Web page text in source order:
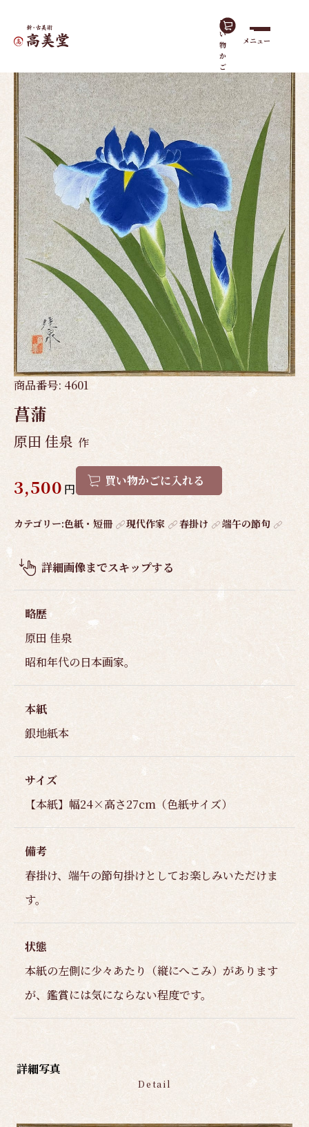
買
い
物
か
ご
メニュー
ホーム作品一覧
商品番号: 4601
菖蒲
原田 佳泉 作
3,500 円
買い物かごに入れる
作
概
要
カテゴリー:色紙・短冊 現代作家 春掛け 端午の節句
詳細画像までスキップする
略歴
原田 佳泉
昭和年代の日本画家。
本紙
銀地紙本
サイズ
【本紙】幅24×高さ27cm（色紙サイズ）
備考
春掛け、端午の節句掛けとしてお楽しみいただけま
す。
状態
本紙の左側に少々あたり（縦にへこみ）があります
が、鑑賞には気にならない程度です。
詳細写真
Detail